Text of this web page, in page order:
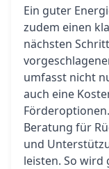
Ein guter
zudem einen
nächsten
umfasst nicht
auch eine
Beratung für
und
leisten. So wird